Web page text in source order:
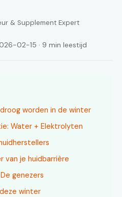
& Supplement Expert
02-15 · 9 min leestijd
worden in de winter
Water + Elektrolyten
van je huidbarrière
genezers
winter